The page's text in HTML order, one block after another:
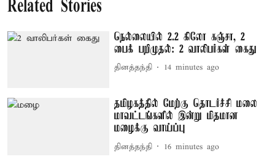
Related Stories
நெல்லையில் 2.2 கிலோ கஞ்சா, 2
பைக் பறிமுதல்: 2 வாலிபர்கள் கைது
தினத்தந்தி 14 minutes ago
தமிழகத்தில் மேற்கு தொடர்ச்சி மலை
மாவட்டங்களில் இன்று மிதமான
மழைக்கு வாய்ப்பு
தினத்தந்தி 16 minutes ago